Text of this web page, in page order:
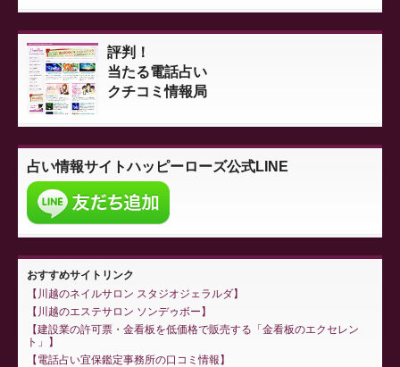
評判！
当たる電話占い
クチコミ情報局
占い情報サイトハッピーローズ公式LINE
おすすめサイトリンク
川越のネイルサロン スタジオジェラルダ
川越のエステサロン ソンデゥボー
建設業の許可票・金看板を低価格で販売する「金看板のエクセレン
ト」
電話占い宜保鑑定事務所の口コミ情報